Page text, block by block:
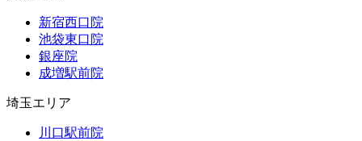
新宿西口院
池袋東口院
銀座院
成増駅前院
埼玉エリア
川口駅前院